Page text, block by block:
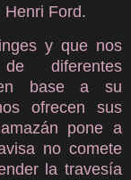
Henri Ford.
y que nos
diferentes
base a su
ofrecen sus
pone a
no comete
la travesía